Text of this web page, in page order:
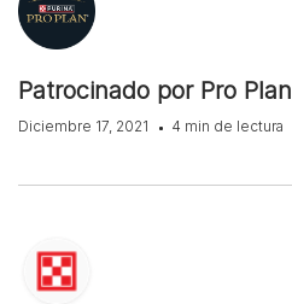
Patrocinado por Pro Plan
Diciembre 17, 2021 4 min de lectura